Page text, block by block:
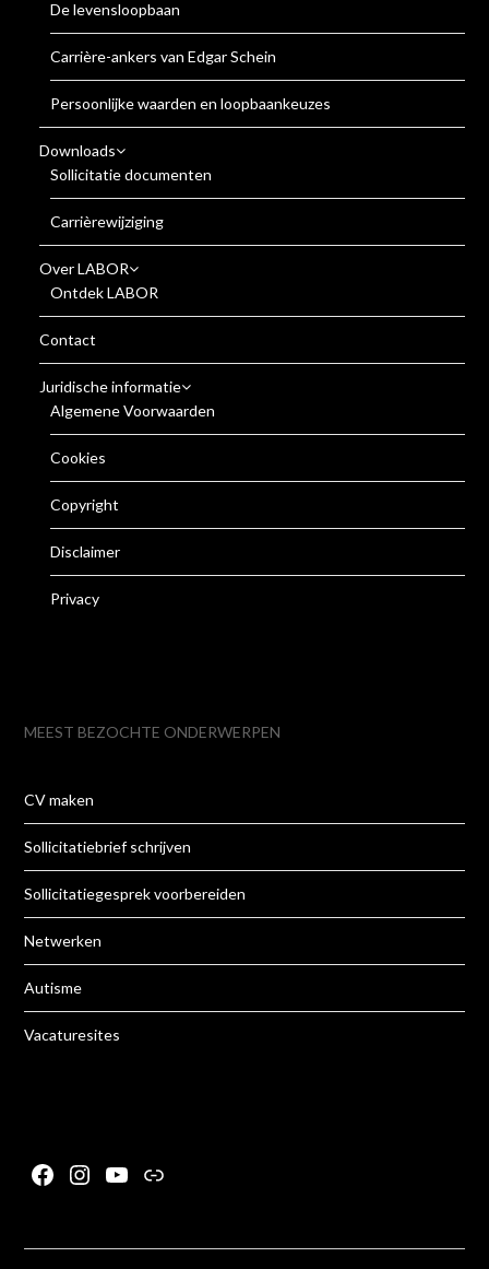
De levensloopbaan
Carrière-ankers van Edgar Schein
Persoonlijke waarden en loopbaankeuzes
Downloads
Sollicitatie documenten
Carrièrewijziging
Over LABOR
Ontdek LABOR
Contact
Juridische informatie
Algemene Voorwaarden
Cookies
Copyright
Disclaimer
Privacy
MEEST BEZOCHTE ONDERWERPEN
CV maken
Sollicitatiebrief schrijven
Sollicitatiegesprek voorbereiden
Netwerken
Autisme
Vacaturesites
Facebook
Instagram
YouTube
Link